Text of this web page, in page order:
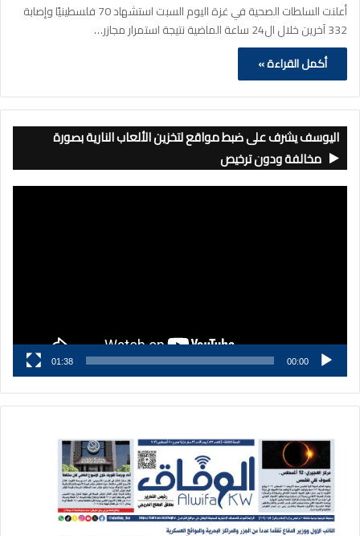
أعلنت السلطات الصحية في غزة اليوم السبت استشهاد 70 فلسطينيًا وإصابة
332 آخرين خلال ال24 ساعة الماضية نتيجة استمرار مجازر…
أكمل القراءة »
اليوسف يشرف على ضبط مواقع لتخزين الألعاب النارية بصورة
مخالفة ودون ترخيص
00:00
01:38